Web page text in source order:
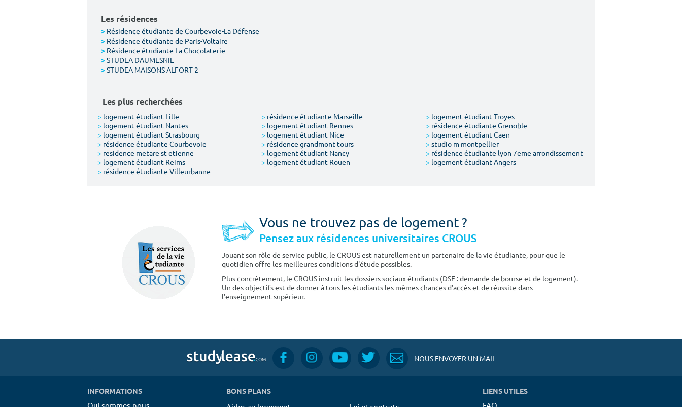
Les résidences
> Résidence étudiante de Courbevoie-La Défense
> Résidence étudiante de Paris-Voltaire
> Résidence étudiante La Chocolaterie
>STUDEA DAUMESNIL
>STUDEA MAISONS ALFORT 2
Les plus recherchées
> logement étudiant Lille > résidence étudiante Marseille > logement étudiant Troyes
> logement étudiant Nantes > logement étudiant Rennes > résidence étudiante Grenoble
> logement étudiant Strasbourg > logement étudiant Nice > logement étudiant Caen
> résidence étudiante Courbevoie > résidence grandmont tours > studio m montpellier
> residence metare st etienne > logement étudiant Nancy > résidence étudiante lyon 7eme arrondissement
> logement étudiant Reims > logement étudiant Rouen > logement étudiant Angers
> résidence étudiante Villeurbanne
Vous ne trouvez pas de logement ?
Pensez aux résidences universitaires CROUS
Jouant son rôle de service public, le CROUS est naturellement un partenaire de la vie étudiante, pour que le
quotidien offre les meilleures conditions d'étude possibles.
Plus concrètement, le CROUS instruit les dossiers sociaux étudiants (DSE : demande de bourse et de logement).
Un des objectifs est de donner à tous les étudiants les mêmes chances d'accès et de réussite dans
l'enseignement supérieur.
NOUS ENVOYER UN MAIL
INFORMATIONS BONS PLANS LIENS UTILES